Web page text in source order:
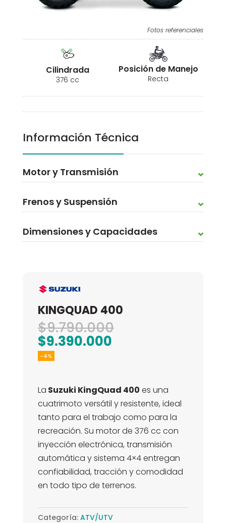
Fotos referenciales
Cilindrada
376 cc
Posición de Manejo
Recta
Información Técnica
Motor y Transmisión
Frenos y Suspensión
Dimensiones y Capacidades
KINGQUAD 400
$9.790.000El
$9.390.000El
$9.390.000.
-4%
La Suzuki KingQuad 400 es una
cuatrimoto versátil y resistente, ideal
tanto para el trabajo como para la
recreación. Su motor de 376 cc con
inyección electrónica, transmisión
automática y sistema 4×4 entregan
confiabilidad, tracción y comodidad
en todo tipo de terrenos.
Categoría: ATV/UTV